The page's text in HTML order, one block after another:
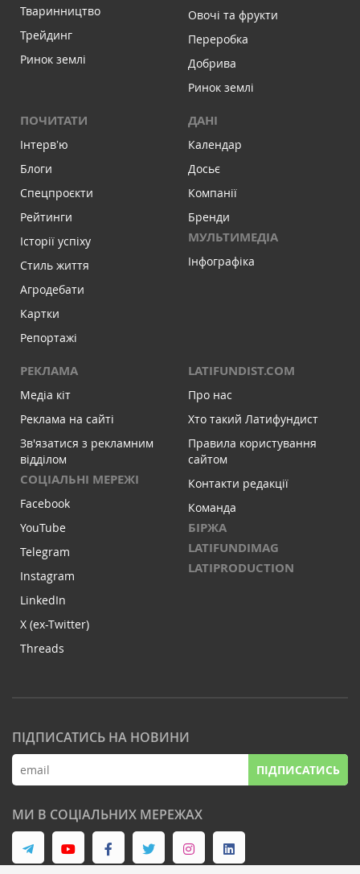
Тваринництво
Трейдинг
Ринок землі
Овочі та фрукти
Переробка
Добрива
Ринок землі
ПОЧИТАТИ
Інтервʼю
Блоги
Спецпроєкти
Рейтинги
Історії успіху
Стиль життя
Агродебати
Картки
Репортажі
ДАНІ
Календар
Досьє
Компанії
Бренди
МУЛЬТИМЕДІА
Інфографіка
РЕКЛАМА
Медіа кіт
Реклама на сайті
Зв'язатися з рекламним
відділом
СОЦІАЛЬНІ МЕРЕЖІ
Facebook
YouTube
Telegram
Instagram
LinkedIn
X (ex-Twitter)
Threads
LATIFUNDIST.COM
Про нас
Хто такий Латифундист
Правила користування
сайтом
Контакти редакції
Команда
БІРЖА
LATIFUNDIMAG
LATIPRODUCTION
ПІДПИСАТИСЬ НА НОВИНИ
ПІДПИСАТИСЬ
МИ В СОЦІАЛЬНИХ МЕРЕЖАХ